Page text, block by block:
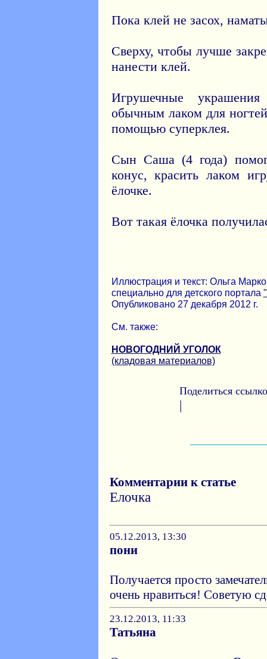
Пока клей не засох,
Сверху, чтобы лучше
нанести клей.
Игрушечные
обычным лаком для
помощью суперклея.
Сын Саша (4 года)
конус, красить лаком
ёлочке.
Вот такая ёлочка
Иллюстрация и текст: Ольга
специально для детского портала
Опубликовано 27 декабря 2012 г.
См. также:
НОВОГОДНИЙ УГОЛОК
(кладовая материалов)
Поделиться
|
Комментарии к статье
Елочка
05.12.2013, 13:30
пони
Получается просто
очень нравиться! Советую
23.12.2013, 11:33
Татьяна